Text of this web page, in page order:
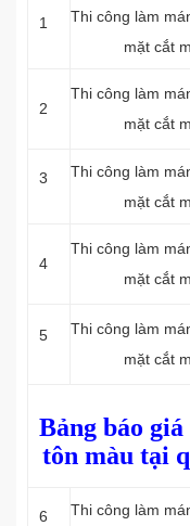
1 Thi công làm
mặt cắt
2
Thi công làm
mặt cắt
3 Thi công làm
mặt cắt
4
Thi công làm
mặt cắt
5 Thi công làm
mặt cắt
Bảng báo
tôn màu tại
6 Thi công làm